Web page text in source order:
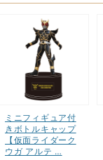
ミニフィギュア付
きボトルキャップ
【仮面ライダーク
ウガ アルテ …